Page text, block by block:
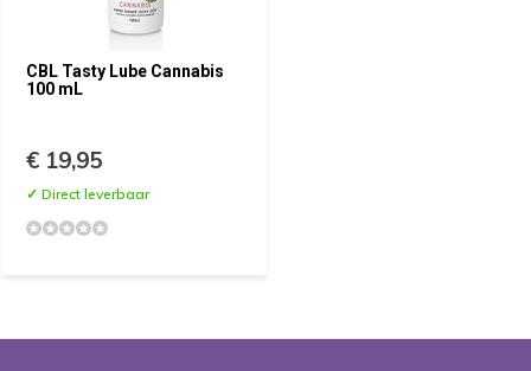
CBL Tasty Lube Cannabis
100 mL
€ 19,95
✓ Direct leverbaar